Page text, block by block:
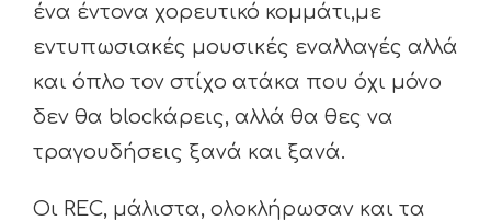
ένα έντονα χορευτικό κομμάτι,με
εντυπωσιακές μουσικές εναλλαγές αλλά
και όπλο τον στίχο ατάκα που όχι μόνο
δεν θα blockάρεις, αλλά θα θες να
τραγουδήσεις ξανά και ξανά.
Οι REC, μάλιστα, ολοκλήρωσαν και τα